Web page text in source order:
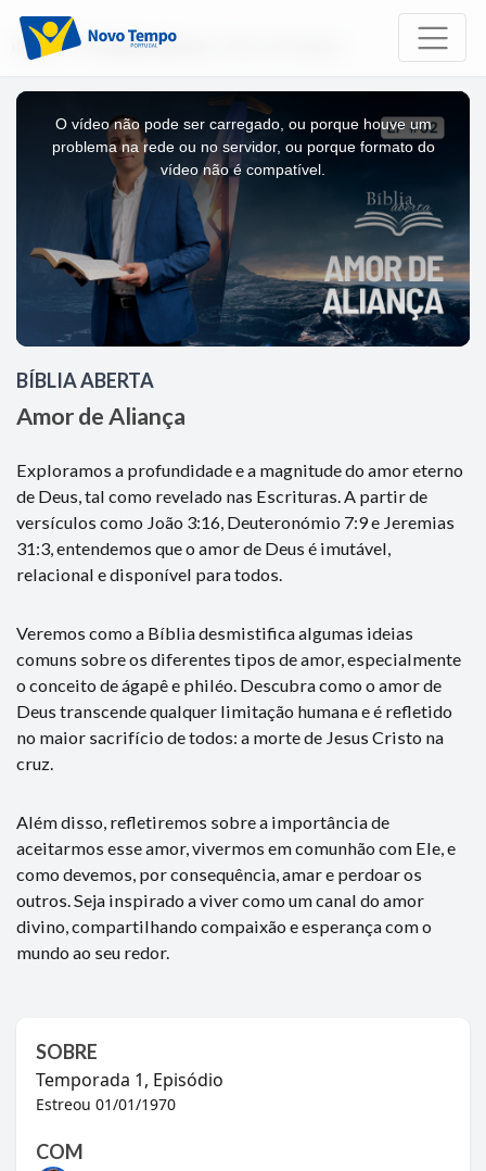
Início TV Bíblia Aberta
This
O vídeo não pode ser carregado, ou porque houve um
problema na rede ou no servidor, ou porque formato do
vídeo não é compatível.
BÍBLIA ABERTA
Amor de Aliança
Exploramos a profundidade e a magnitude do amor eterno
de Deus, tal como revelado nas Escrituras. A partir de
versículos como João 3:16, Deuteronómio 7:9 e Jeremias
31:3, entendemos que o amor de Deus é imutável,
relacional e disponível para todos.
Veremos como a Bíblia desmistifica algumas ideias
comuns sobre os diferentes tipos de amor, especialmente
o conceito de ágapê e philéo. Descubra como o amor de
Deus transcende qualquer limitação humana e é refletido
no maior sacrifício de todos: a morte de Jesus Cristo na
cruz.
Além disso, refletiremos sobre a importância de
aceitarmos esse amor, vivermos em comunhão com Ele, e
como devemos, por consequência, amar e perdoar os
outros. Seja inspirado a viver como um canal do amor
divino, compartilhando compaixão e esperança com o
mundo ao seu redor.
SOBRE
Temporada 1, Episódio
Estreou 01/01/1970
COM